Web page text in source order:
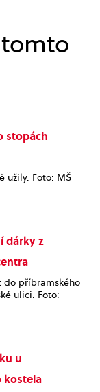
stopách
užily. Foto: MŠ
dárky z
do příbramského
ulici. Foto:
u
kostela